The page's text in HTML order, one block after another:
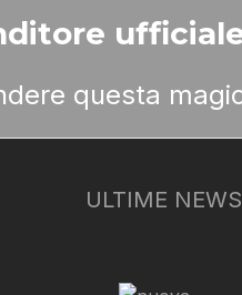
questa
ULTIME NEWS